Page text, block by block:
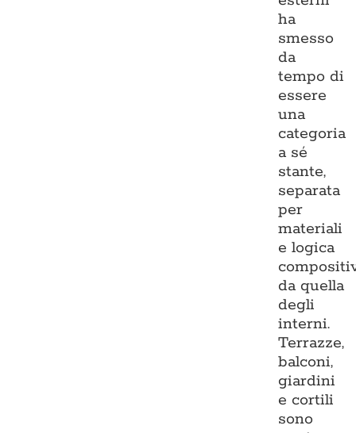
ha
smesso
da
tempo di
essere
una
categoria
a sé
stante,
separata
per
materiali
e logica
da quella
degli
interni.
Terrazze,
balconi,
giardini
e cortili
sono